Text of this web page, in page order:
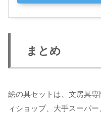
まとめ
絵の具セットは、文房具
ィショップ、大手スーパ